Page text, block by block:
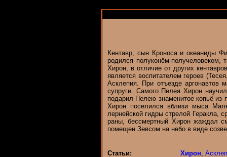
Кентавр, сын Кроноса и океаниды
родился полуконём-получеловеком,
Xирон, в отличие от других
является воспитателем героев
Асклепия. При отъезде аргонавтов
супруги. Самого Пелея Хирон
подарил Пелею знаменитое копьё из
Хирон поселился вблизи мыса
лернейской гидры стрелой Геракла,
раны, бессмертный Хирон жаждал
помещен Зевсом на небо в виде
Статьи: Хирон,